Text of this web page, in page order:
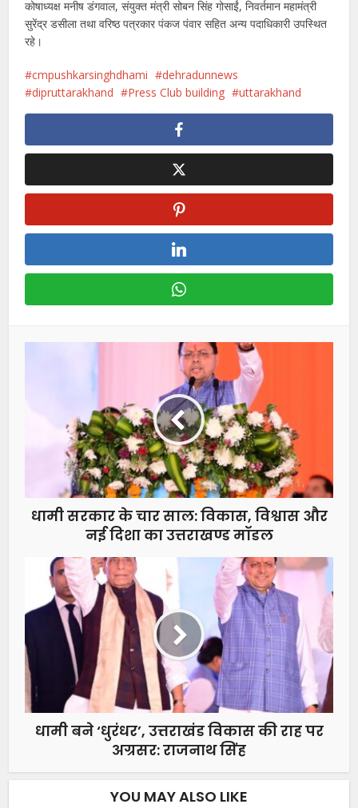
कोषाध्यक्ष मनीष डंगवाल, संयुक्त मंत्री सोबन सिंह गोसाईं, निवर्तमान महामंत्री
सुरेंद्र डसीला तथा वरिष्ठ पत्रकार पंकज पंवार सहित अन्य पदाधिकारी उपस्थित
रहे।
cmpushkarsinghdhami
dehradunnews
dipruttarakhand
Press Club building uttarakhand
धामी सरकार के चार साल: विकास, विश्वास और
नई दिशा का उत्तराखण्ड मॉडल
धामी बने ‘धुरंधर’, उत्तराखंड विकास की राह पर
अग्रसर: राजनाथ सिंह
YOU MAY ALSO LIKE